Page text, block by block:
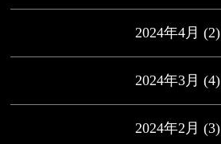
2024年4月 (2)
2024年3月 (4)
2024年2月 (3)